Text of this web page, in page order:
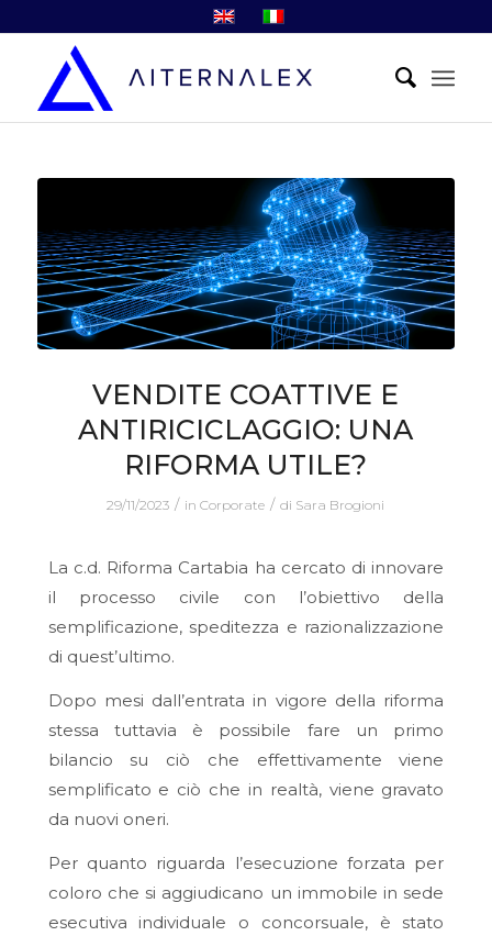
VENDITE COATTIVE E
ANTIRICICLAGGIO: UNA
RIFORMA UTILE?
29/11/2023 / inCorporate / di Sara Brogioni
La c.d. Riforma Cartabia ha cercato di innovare
il processo civile con l’obiettivo della
semplificazione, speditezza e razionalizzazione
di quest’ultimo.
Dopo mesi dall’entrata in vigore della riforma
stessa tuttavia è possibile fare un primo
bilancio su ciò che effettivamente viene
semplificato e ciò che in realtà, viene gravato
da nuovi oneri.
Per quanto riguarda l’esecuzione forzata per
coloro che si aggiudicano un immobile in sede
esecutiva individuale o concorsuale, è stato